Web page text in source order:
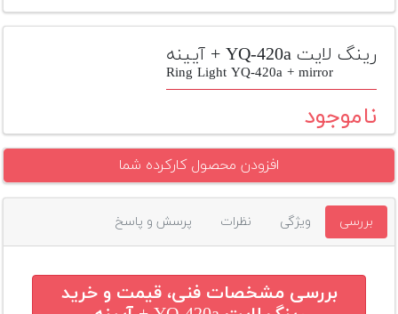
تجهیزات
مکث
پلاس
افزودن
محصول
دست
لیست
قیمت
دوربین
بله
رینگ لایت YQ-420a + آیینه
Ring Light YQ-420a + mirror
ناموجود
افزودن محصول کارکرده شما
بررسی ویژگی نظرات پرسش و پاسخ
بررسی مشخصات فنی، قیمت و خرید